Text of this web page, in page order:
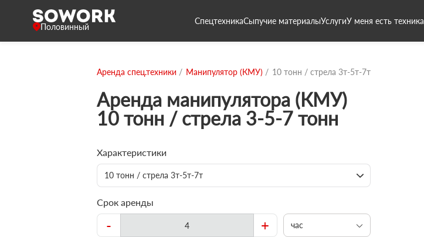
Половинный
СпецтехникаСыпучие материалыУслугиУ меня есть техника
Аренда спец.техники Манипулятор (КМУ) 10 тонн / стрела 3т-5т-7т
Аренда манипулятора (КМУ)
10 тонн / стрела 3-5-7 тонн
Характеристики
10 тонн / стрела 3т-5т-7т
Срок аренды
- + час